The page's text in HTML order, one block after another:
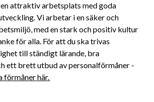
attraktiv arbetsplats med goda
Vi arbetar i en säker och
med en stark och positiv kultur
för alla. För att du ska trivas
till ständigt lärande, bra
ett brett utbud av personalförmåner -
förmåner här.